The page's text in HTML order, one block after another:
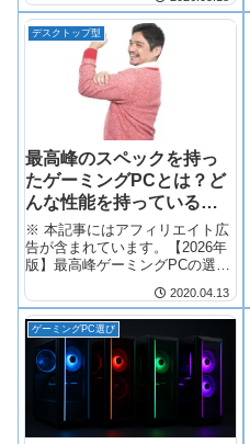
デスクトップ型
最高峰のスペックを持っ
たゲーミングPCとは？ど
んな性能を持っているの
かを紹介！
※ 本記事にはアフィリエイト広
告が含まれています。【2026年
版】最高峰ゲーミングPCの選び
2020.04.13
ゲーミングPC選び